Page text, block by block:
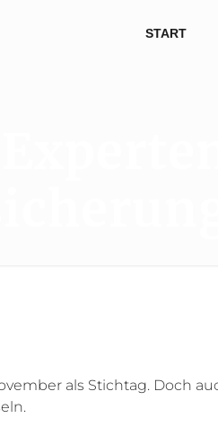
START
als Stichtag. Doch